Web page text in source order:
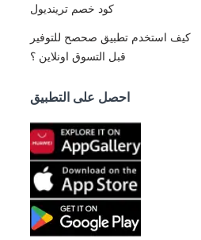
كود خصم ترينديول
كيف استخدم تطبيق صحصح للتوفير
قبل التسوق اونلاين ؟
احصل على التطبيق